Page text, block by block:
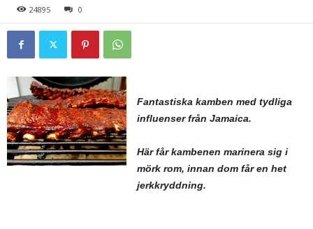
24895 0
Fantastiska kamben med tydliga
influenser från Jamaica.
Här får kambenen marinera sig i
mörk rom, innan dom får en het
jerkkryddning.